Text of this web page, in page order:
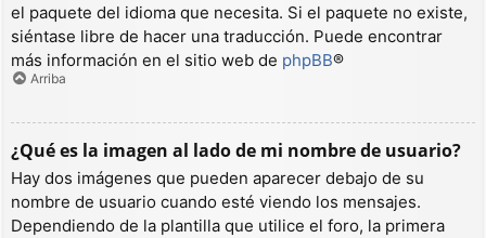
el paquete del idioma que necesita. Si el paquete no existe,
siéntase libre de hacer una traducción. Puede encontrar
más información en el sitio web de phpBB®
Arriba
¿Qué es la imagen al lado de mi nombre de usuario?
Hay dos imágenes que pueden aparecer debajo de su
nombre de usuario cuando esté viendo los mensajes.
Dependiendo de la plantilla que utilice el foro, la primera